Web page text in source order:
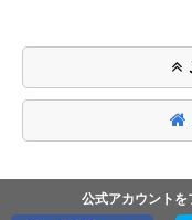
公式アカウントを